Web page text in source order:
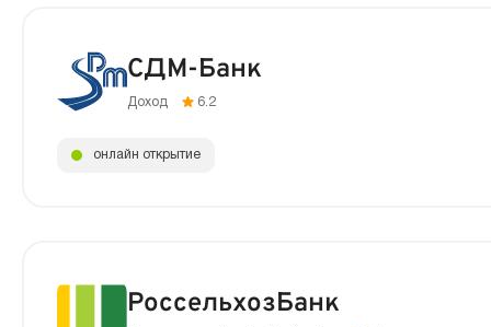
СДМ-Банк
Доход 6.2
онлайн открытие
РоссельхозБанк